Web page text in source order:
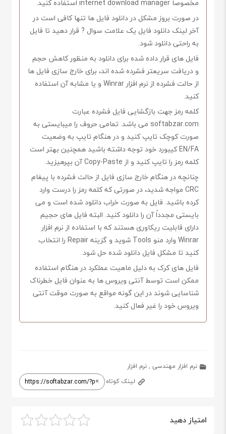
مخصوصاً internet download manager استفاده کنید.
در صورت بروز مشکل در دانلود فایل ها تنها کافی است در
آخر لینک دانلود فایل یک علامت سوال ? قرار دهید تا فایل
به راحتی دانلود شود.
فایل های قرار داده شده برای دانلود به منظور کاهش حجم
و دریافت سریعتر فشرده شده اند، برای خارج سازی فایل ها
از حالت فشرده از نرم افزار Winrar و یا مشابه آن استفاده
کنید.
کلمه رمز جهت بازگشایی فایل فشرده عبارت
softabzar.com می باشد. تمامی حروف را میبایستی به
صورت کوچک تایپ کنید و در هنگام تایپ به وضعیت
EN/FA کیبورد خود توجه داشته باشید همچنین بهتر است
کلمه رمز را تایپ کنید و از Copy-Paste آن بپرهیزید.
چنانچه در هنگام خارج سازی فایل از حالت فشرده با پیغام
CRC مواجه شدید، در صورتی که کلمه رمز را درست وارد
کرده باشید. فایل به صورت خراب دانلود شده است و می
بایستی مجدداً آن را دانلود کنید. البته فایل های حجیم
دارای قابلیت ریکاوری هستند که با استفاده از نرم افزار
Winrar وارد منو Tools شوید و گزینه Repair را انتخاب
کنید تا مشکل فایل دانلود شده حل شود.
فایل های کرک به دلیل ماهیت عملکرد در هنگام استفاده
ممکن است توسط آنتی ویروس ها به عنوان فایل خطرناک
شناسایی شوند در این گونه مواقع به صورت موقت آنتی
ویروس خود را غیر فعال کنید.
نرم افزار مهندسی ,نرم افزار
لینک کوتاه
امتیاز دهید